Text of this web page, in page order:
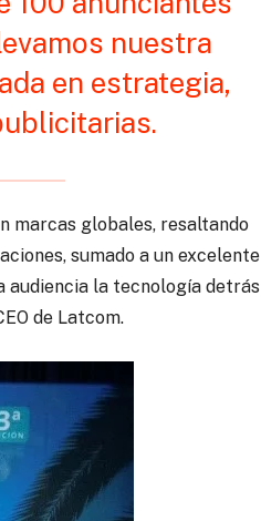
nuestra
en estrategia,
marcas globales, resaltando
sumado a un excelente
audiencia la tecnología detrás
de Latcom.